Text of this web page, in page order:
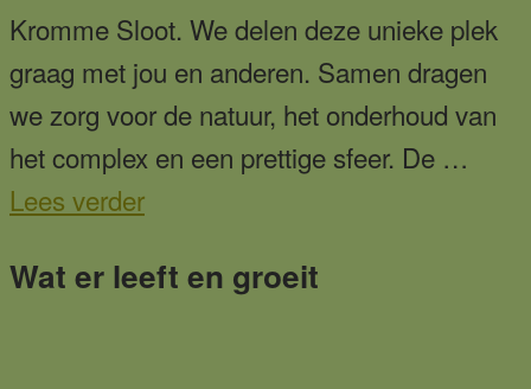
Kromme Sloot. We delen deze unieke plek
graag met jou en anderen. Samen dragen
we zorg voor de natuur, het onderhoud van
het complex en een prettige sfeer. De …
Lees verderoverLid
Wat er leeft en groeit